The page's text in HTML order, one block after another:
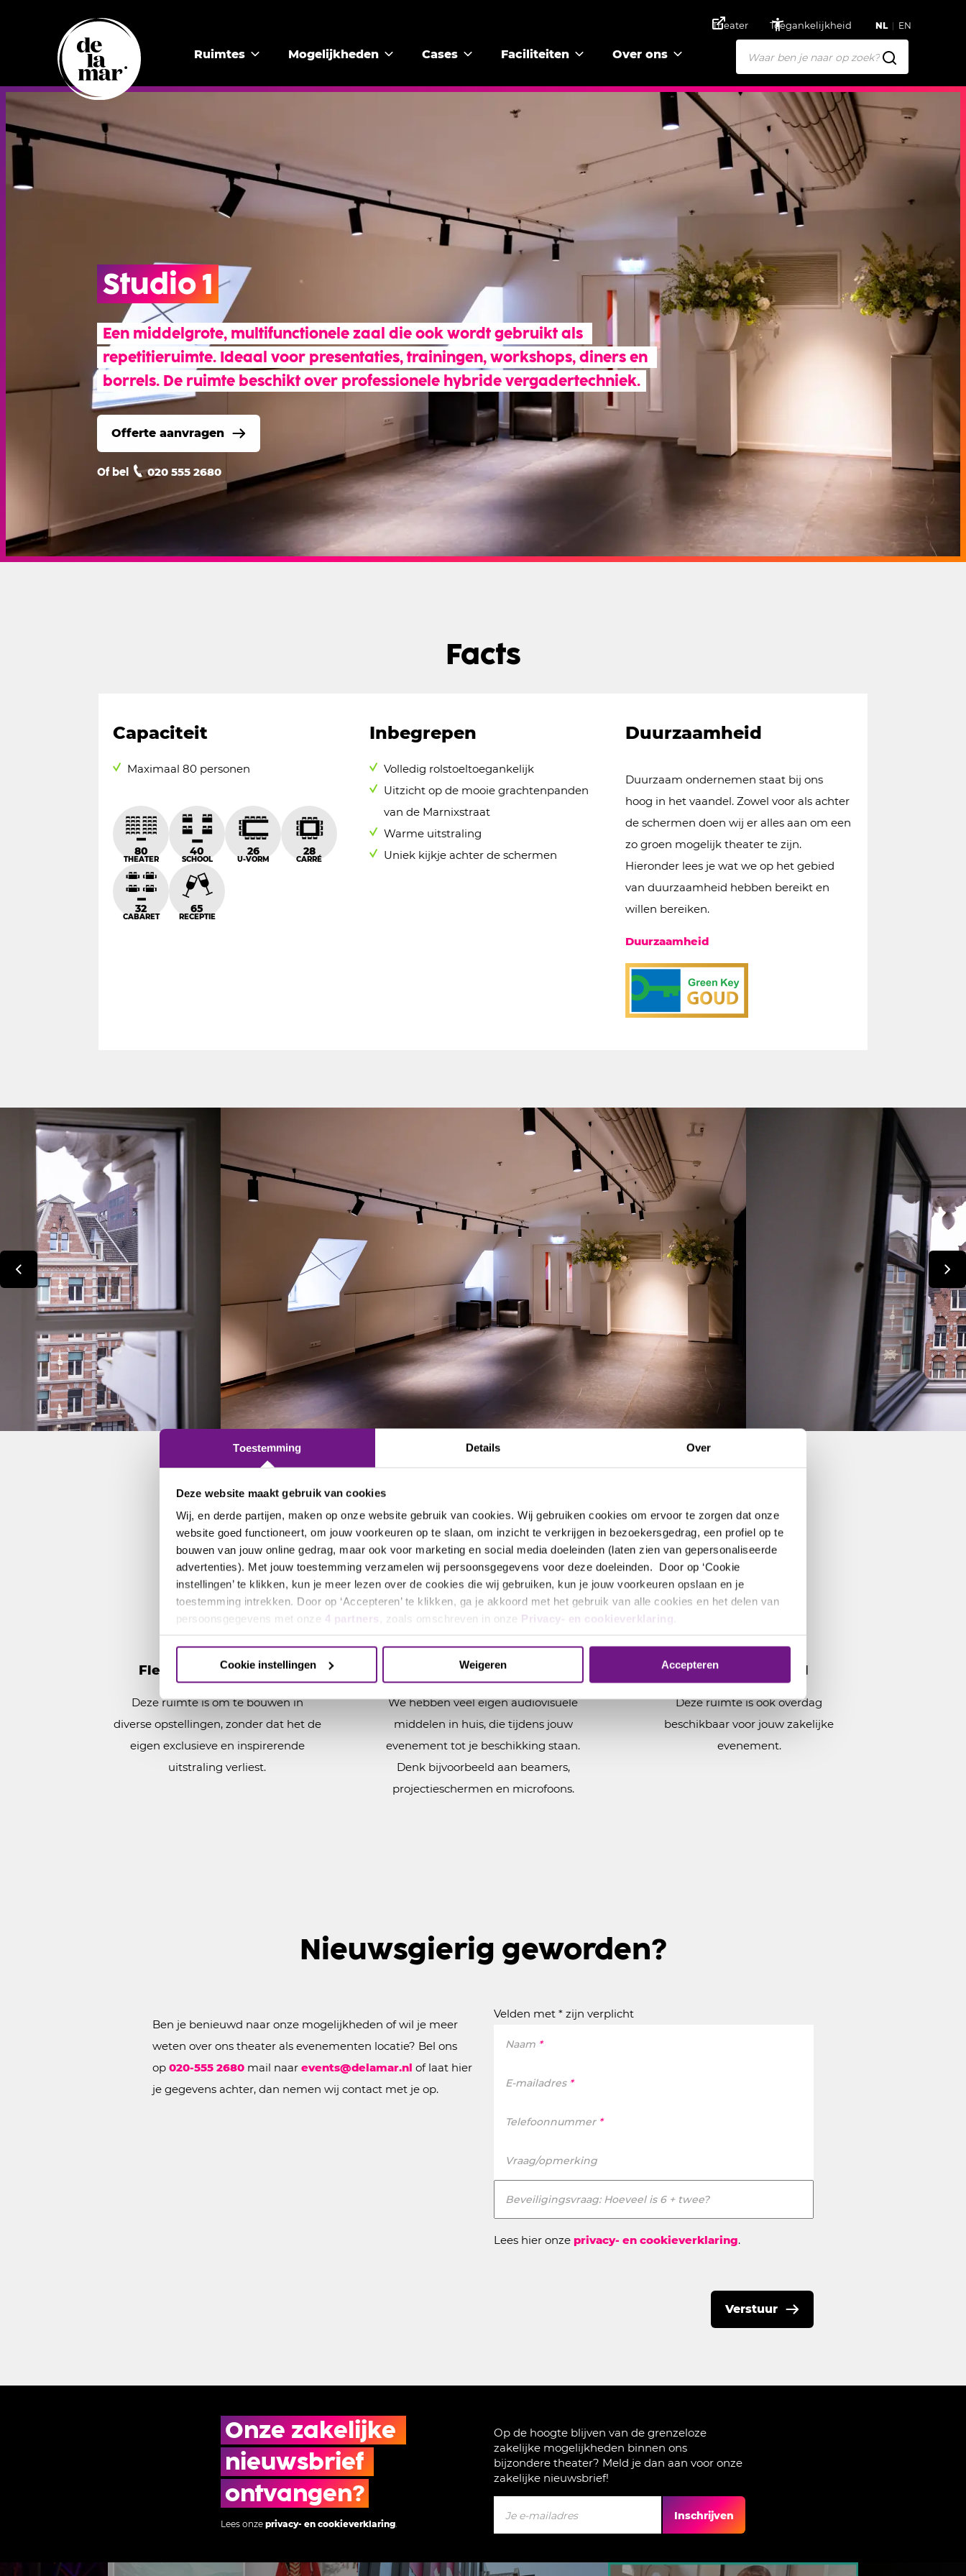
Toestemming Details Over
Deze website maakt gebruik van cookies
Wij, en derde partijen, maken op onze website gebruik van cookies. Wij gebruiken cookies om ervoor te zorgen dat onze
website goed functioneert, om jouw voorkeuren op te slaan, om inzicht te verkrijgen in bezoekersgedrag, een profiel op te
bouwen van jouw online gedrag, maar ook voor marketing en social media doeleinden (laten zien van gepersonaliseerde
advertenties). Met jouw toestemming verzamelen wij persoonsgegevens voor deze doeleinden. Door op ‘Cookie
instellingen’ te klikken, kun je meer lezen over de cookies die wij gebruiken, kun je jouw voorkeuren opslaan en je
toestemming intrekken. Door op ‘Accepteren’ te klikken, ga je akkoord met het gebruik van alle cookies en het delen van
persoonsgegevens met onze 4 partners , zoals omschreven in onze Privacy- en cookieverklaring
Weigeren
Cookie instellingen Accepteren
Ruimtes Mogelijkheden Cases Faciliteiten Over ons
Theater Toegankelijkheid NL EN
Studio 1
Een middelgrote, multifunctionele zaal die ook wordt gebruikt als
repetitieruimte. Ideaal voor presentaties, trainingen, workshops, diners en
borrels. De ruimte beschikt over professionele hybride vergadertechniek.
Offerte aanvragen
Of bel 020 555 2680
Facts
Capaciteit
Maximaal 80 personen
80
THEATER
40
SCHOOL
26
U-VORM
28
CARRÉ
32
CABARET
65
RECEPTIE
Inbegrepen
Volledig rolstoeltoegankelijk
Uitzicht op de mooie grachtenpanden
van de Marnixstraat
Warme uitstraling
Uniek kijkje achter de schermen
Duurzaamheid
Duurzaam ondernemen staat bij ons
hoog in het vaandel. Zowel voor als achter
de schermen doen wij er alles aan om een
zo groen mogelijk theater te zijn.
Hieronder lees je wat we op het gebied
van duurzaamheid hebben bereikt en
willen bereiken.
Duurzaamheid
We bieden
Flexibele opstellingen
Deze ruimte is om te bouwen in
diverse opstellingen, zonder dat het de
eigen exclusieve en inspirerende
uitstraling verliest.
Techniek op maat
We hebben veel eigen audiovisuele
middelen in huis, die tijdens jouw
evenement tot je beschikking staan.
Denk bijvoorbeeld aan beamers,
projectieschermen en microfoons.
Beschikbaarheid
Deze ruimte is ook overdag
beschikbaar voor jouw zakelijke
evenement.
Nieuwsgierig geworden?
Ben je benieuwd naar onze mogelijkheden of wil je meer
weten over ons theater als evenementen locatie? Bel ons
op 020-555 2680 mail naar events@delamar.nl of laat hier
je gegevens achter, dan nemen wij contact met je op.
Velden met * zijn verplicht
Naam *
E-mailadres *
Telefoonnummer *
Vraag/opmerking
Beveiligingsvraag: Hoeveel is 6 + twee?
Lees hier onze privacy- en cookieverklaring.
Verstuur
Onze zakelijke
nieuwsbrief
ontvangen?
Lees onze privacy- en cookieverklaring
Op de hoogte blijven van de grenzeloze
zakelijke mogelijkheden binnen ons
bijzondere theater? Meld je dan aan voor onze
zakelijke nieuwsbrief!
Inschrijven